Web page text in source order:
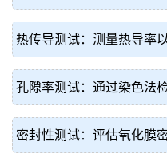
热传导测试：测量热导率
孔隙率测试：通过染色法
密封性测试：评估氧化膜